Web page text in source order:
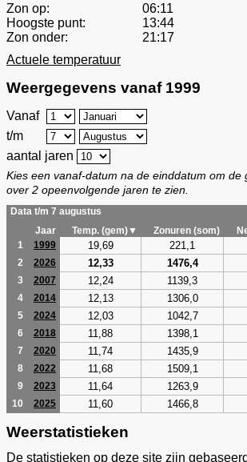
Zon op:
06:11
Hoogste punt:
13:44
Zon onder:
21:17
Actuele temperatuur
Weergegevens vanaf 1999
Vanaf
t/m
aantal jaren
Kies een vanaf-datum na de einddatum om de
over 2 opeenvolgende jaren te zien.
Data t/m 7 augustus
Jaar
Temp. (gem)▼ Zonuren (som)
1
1999 19,69 221,1
2 2026 12,33 1476,4
3 2007 12,24 1139,3
4 2014 12,13 1306,0
5 2024 12,03 1042,7
6 2018 11,88 1398,1
7 2020 11,74 1435,9
8 2022 11,68 1509,1
9 2023 11,64 1263,9
10 2025 11,60 1466,8
Weerstatistieken
De statistieken op deze site zijn